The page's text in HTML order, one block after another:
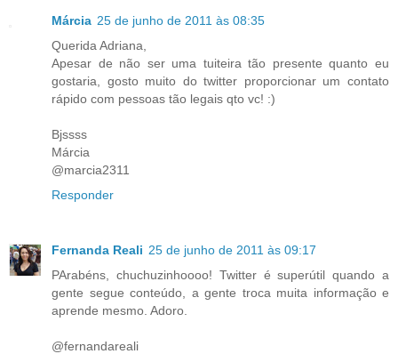
Márcia 25 de junho de 2011 às 08:35
Querida Adriana,
Apesar de não ser uma tuiteira tão presente quanto eu
gostaria, gosto muito do twitter proporcionar um contato
rápido com pessoas tão legais qto vc! :)
Bjssss
Márcia
@marcia2311
Responder
Fernanda Reali 25 de junho de 2011 às 09:17
PArabéns, chuchuzinhoooo! Twitter é superútil quando a
gente segue conteúdo, a gente troca muita informação e
aprende mesmo. Adoro.
@fernandareali